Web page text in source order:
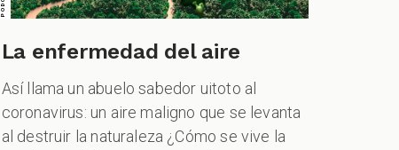
La enfermedad del aire
Así llama un abuelo sabedor uitoto al
coronavirus: un aire maligno que se levanta
al destruir la naturaleza ¿Cómo se vive la